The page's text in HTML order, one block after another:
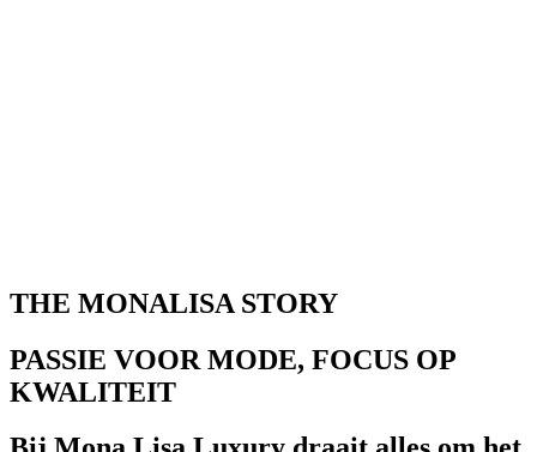
THE MONALISA STORY
PASSIE VOOR MODE, FOCUS OP
KWALITEIT